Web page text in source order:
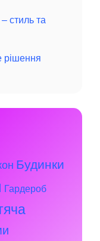
– стиль та
рішення
Будинки
Гардероб